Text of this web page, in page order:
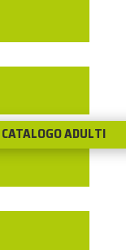
CATALOGO ADULTI